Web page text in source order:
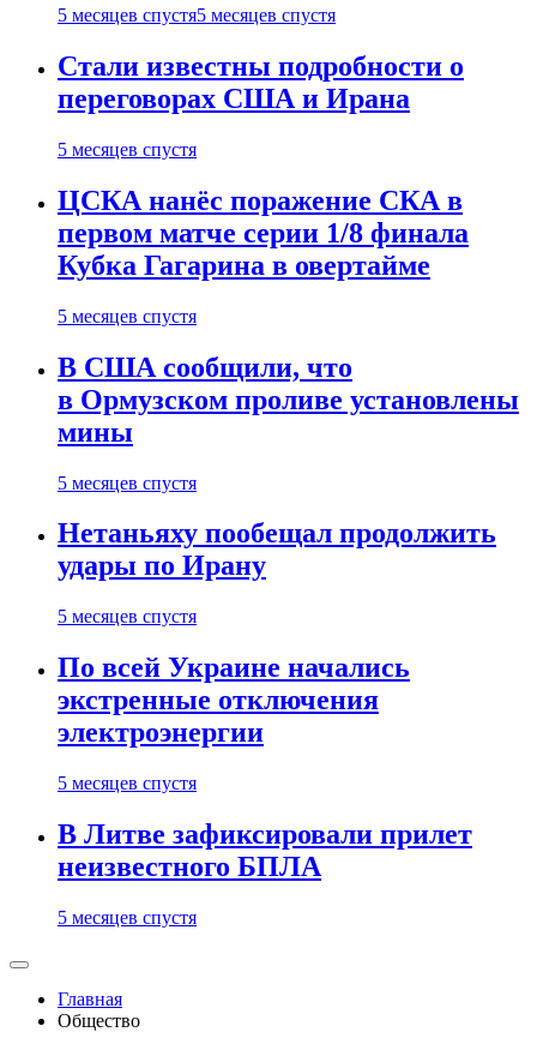
5 месяцев спустя5 месяцев спустя
Стали известны подробности о
переговорах США и Ирана
5 месяцев спустя
ЦСКА нанёс поражение СКА в
первом матче серии 1/8 финала
Кубка Гагарина в овертайме
5 месяцев спустя
В США сообщили, что
в Ормузском проливе установлены
мины
5 месяцев спустя
Нетаньяху пообещал продолжить
удары по Ирану
5 месяцев спустя
По всей Украине начались
экстренные отключения
электроэнергии
5 месяцев спустя
В Литве зафиксировали прилет
неизвестного БПЛА
5 месяцев спустя
Главная
Общество